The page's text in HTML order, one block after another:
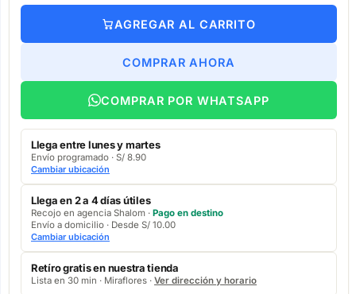
AGREGAR AL CARRITO
COMPRAR AHORA
COMPRAR POR WHATSAPP
Llega entre lunes y martes
Envío programado · S/ 8.90
Cambiar ubicación
Llega en 2 a 4 días útiles
Recojo en agencia Shalom · Pago en destino
Envío a domicilio · Desde S/ 10.00
Cambiar ubicación
Retíro gratis en nuestra tienda
Lista en 30 min · Miraflores · Ver dirección y horario